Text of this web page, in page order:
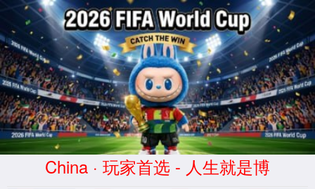
60net永乐高(中国)官方网站-
Limited Company